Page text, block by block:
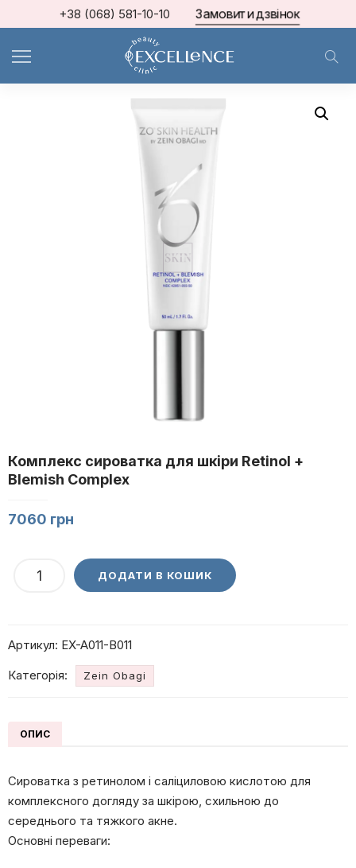
+38 (068) 581-10-10 Замовити дзвінок
Комплекс сироватка для шкіри Retinol + Blemish Complex
Комплекс сироватка для шкіри Retinol +
Blemish Complex
7060 грн
Комплекс
Retinol
+
Blemish
кількість
ДОДАТИ В КОШИК
Артикул: EX-A011-B011
Категорія:
Zein Obagi
ОПИС
Сироватка з ретинолом і саліциловою кислотою для
комплексного догляду за шкірою, схильною до
середнього та тяжкого акне.
Основні переваги: